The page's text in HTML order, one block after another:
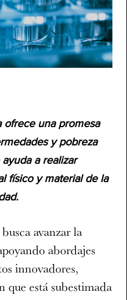
ofrece una promesa
y pobreza
a realizar
físico y material de la
avanzar la
abordajes
innovadores,
que está subestimada